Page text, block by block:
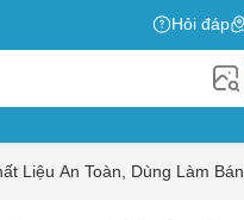
Hỏi đáp
Liệu An Toàn, Dùng Làm